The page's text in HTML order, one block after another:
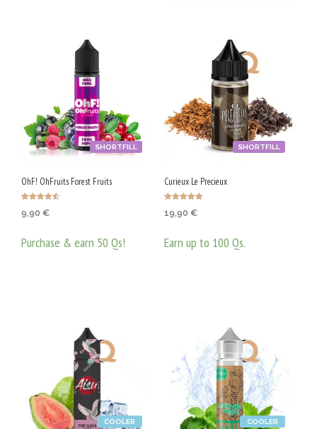
SHORTFILL
OhF! OhFruits Forest Fruits
4.50
9,90 €
Purchase & earn 50 Qs!
SHORTFILL
Curieux Le Precieux
5.00
19,90 €
Earn up to 100 Qs.
COOLER COOLER